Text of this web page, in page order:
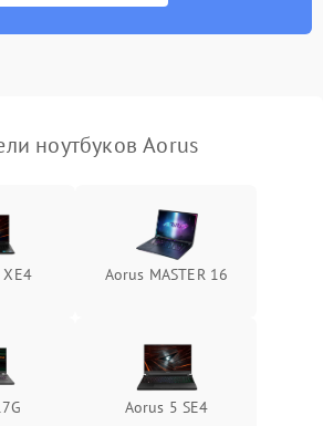
Подробнее →
ноутбуков Aorus
Aorus MASTER 16
Aorus 5 SE4